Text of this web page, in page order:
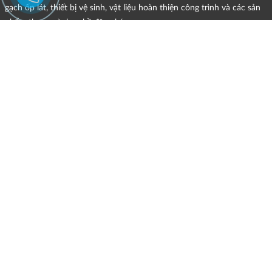
gạch ốp lát, thiết bị vệ sinh, vật liệu hoàn thiện công trình và các sản
phẩm theo ngành nghề đăng ký.